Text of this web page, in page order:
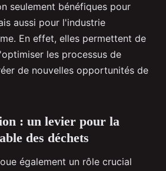
seulement bénéfiques pour
aussi pour l'industrie
En effet, elles permettent de
les processus de
de nouvelles opportunités de
: un levier pour la
des déchets
également un rôle crucial